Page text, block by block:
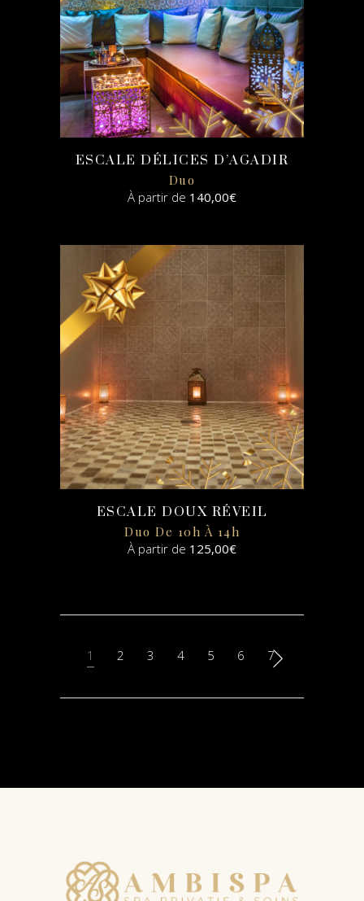
ESCALE DÉLICES D’AGADIR
Duo
À partir de 140,00€
SELECT
OPTIONS
ESCALE DOUX RÉVEIL
Duo De 10h À 14h
À partir de 125,00€
SELECT
1 2 3 4 5 6 7